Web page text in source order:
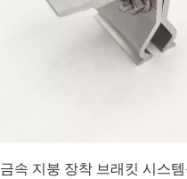
금속 지붕 장착 브래킷 시스